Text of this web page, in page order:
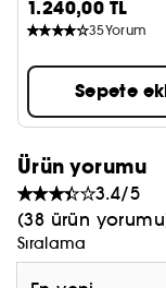
azaltarak ve
tam bir kontrol
bakım
getirecek.
1.240,00 TL
35Yorum
Sepete
Ürün yorumu
3.4/5
(38 ürün
Sıralama